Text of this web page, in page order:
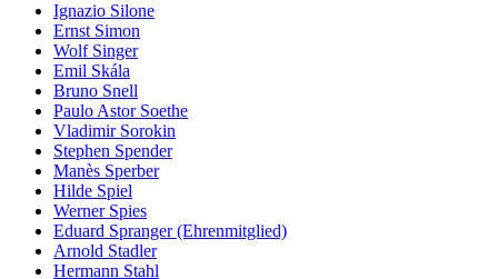
Ignazio Silone
Ernst Simon
Wolf Singer
Emil Skála
Bruno Snell
Paulo Astor Soethe
Vladimir Sorokin
Stephen Spender
Manès Sperber
Hilde Spiel
Werner Spies
Eduard Spranger (Ehrenmitglied)
Arnold Stadler
Hermann Stahl